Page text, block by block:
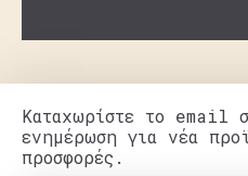
Καταχωρίστε το email
ενημέρωση για νέα
προσφορές.